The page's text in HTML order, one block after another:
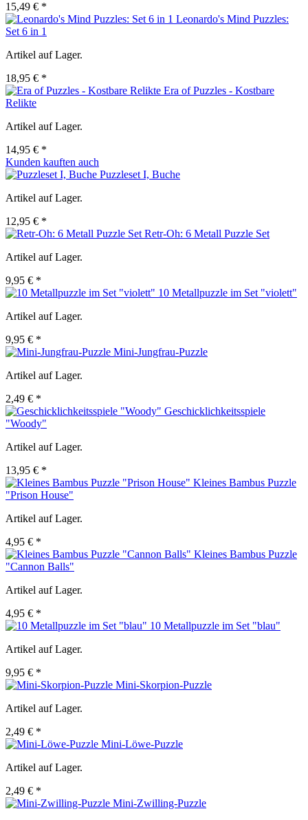
15,49 € *
Leonardo's Mind Puzzles:
Set 6 in 1
Artikel auf Lager.
18,95 € *
Era of Puzzles - Kostbare
Relikte
Artikel auf Lager.
14,95 € *
Kunden kauften auch
Puzzleset I, Buche
Artikel auf Lager.
12,95 € *
Retr-Oh: 6 Metall Puzzle Set
Artikel auf Lager.
9,95 € *
10 Metallpuzzle im Set "violett"
Artikel auf Lager.
9,95 € *
Mini-Jungfrau-Puzzle
Artikel auf Lager.
2,49 € *
Geschicklichkeitsspiele
"Woody"
Artikel auf Lager.
13,95 € *
Kleines Bambus Puzzle
"Prison House"
Artikel auf Lager.
4,95 € *
Kleines Bambus Puzzle
"Cannon Balls"
Artikel auf Lager.
4,95 € *
10 Metallpuzzle im Set "blau"
Artikel auf Lager.
9,95 € *
Mini-Skorpion-Puzzle
Artikel auf Lager.
2,49 € *
Mini-Löwe-Puzzle
Artikel auf Lager.
2,49 € *
Mini-Zwilling-Puzzle